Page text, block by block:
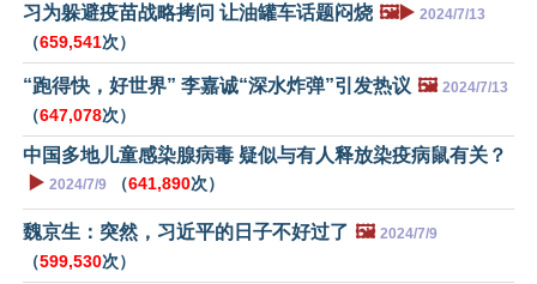
习为躲避疫苗战略拷问 让油罐车话题闷烧 🖼️▶️ 2024/7/13
（659,541次）
“跑得快，好世界” 李嘉诚“深水炸弹”引发热议 🖼️ 2024/7/13
（647,078次）
中国多地儿童感染腺病毒 疑似与有人释放染疫病鼠有关？
▶️ 2024/7/9 （641,890次）
魏京生：突然，习近平的日子不好过了 🖼️ 2024/7/9
（599,530次）